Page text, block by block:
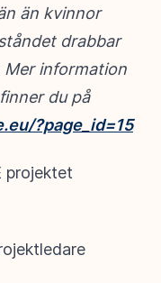
än kvinnor
drabbar
Mer information
du på
?page_id=15
projektet